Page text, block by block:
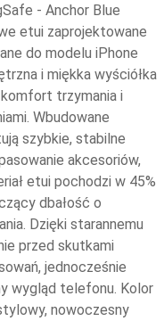
- Anchor Blue
etui zaprojektowane
do modelu iPhone
i miękka wyściółka
trzymania i
Wbudowane
szybkie, stabilne
akcesoriów,
etui pochodzi w 45%
dbałość o
Dzięki starannemu
przed skutkami
jednocześnie
wygląd telefonu. Kolor
nowoczesny